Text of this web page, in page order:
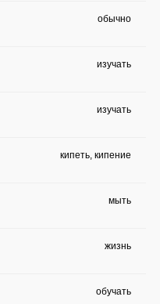
обычно
изучать
изучать
кипеть, кипение
мыть
жизнь
обучать